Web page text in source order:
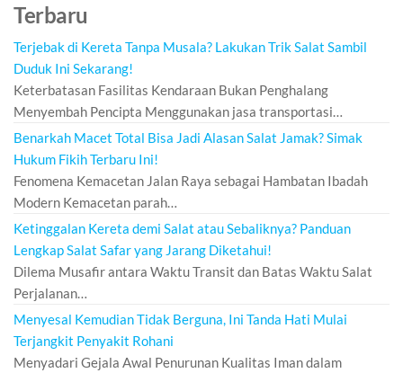
Terbaru
Terjebak di Kereta Tanpa Musala? Lakukan Trik Salat Sambil
Duduk Ini Sekarang!
Keterbatasan Fasilitas Kendaraan Bukan Penghalang
Menyembah Pencipta Menggunakan jasa transportasi…
Benarkah Macet Total Bisa Jadi Alasan Salat Jamak? Simak
Hukum Fikih Terbaru Ini!
Fenomena Kemacetan Jalan Raya sebagai Hambatan Ibadah
Modern Kemacetan parah…
Ketinggalan Kereta demi Salat atau Sebaliknya? Panduan
Lengkap Salat Safar yang Jarang Diketahui!
Dilema Musafir antara Waktu Transit dan Batas Waktu Salat
Perjalanan…
Menyesal Kemudian Tidak Berguna, Ini Tanda Hati Mulai
Terjangkit Penyakit Rohani
Menyadari Gejala Awal Penurunan Kualitas Iman dalam